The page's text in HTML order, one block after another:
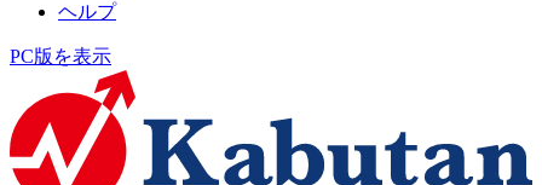
ヘルプ
PC版を表示